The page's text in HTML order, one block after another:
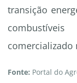
transição
comercializado
Fonte: Portal do